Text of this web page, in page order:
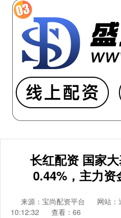
长红配资 国家
0.44%，主力
来源：宝尚配资平台 网站：
10:12:32
查看：66